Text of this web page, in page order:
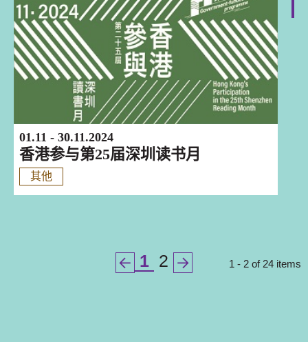
01.11 - 30.11.2024
香港参与第25届深圳读书月
其他
1 2 1 - 2 of 24 items